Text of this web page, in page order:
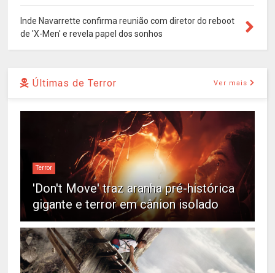
Inde Navarrette confirma reunião com diretor do reboot
de 'X-Men' e revela papel dos sonhos
Últimas de Terror Ver mais
Terror
'Don't Move' traz aranha pré-histórica
gigante e terror em cânion isolado